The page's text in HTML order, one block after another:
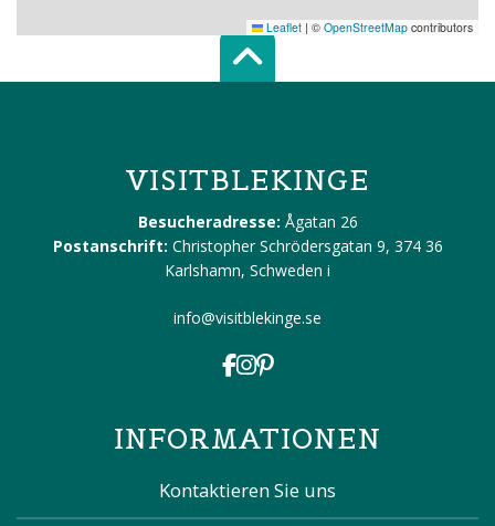
Leaflet | © OpenStreetMap contributors
Scroll top of
VISITBLEKINGE
Besucheradresse: Ågatan 26
Postanschrift: Christopher Schrödersgatan 9, 374 36
Karlshamn, Schweden i
info@visitblekinge.se
INFORMATIONEN
Kontaktieren Sie uns